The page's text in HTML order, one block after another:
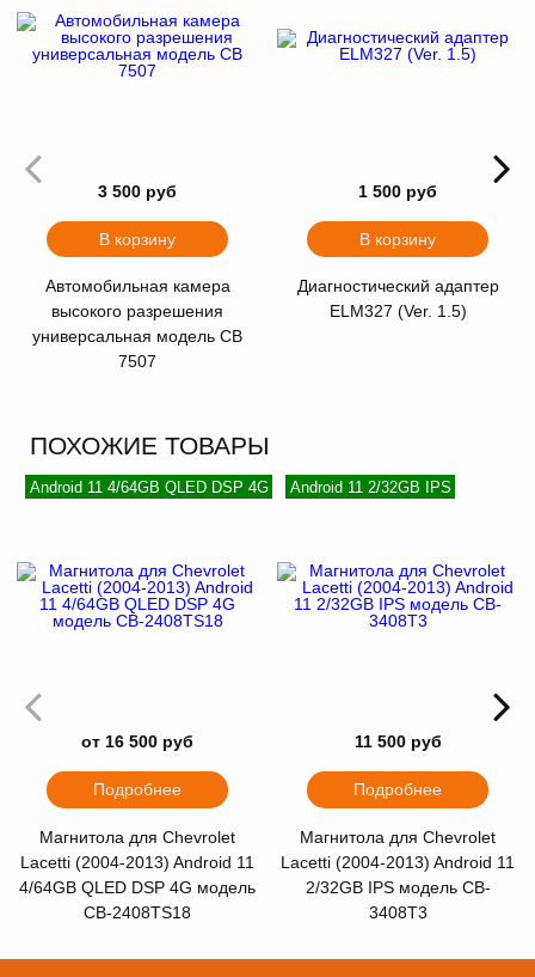
3 500 руб
В корзину
Автомобильная камера
высокого разрешения
универсальная модель CB
7507
1 500 руб
В корзину
Диагностический адаптер
ELM327 (Ver. 1.5)
ПОХОЖИЕ ТОВАРЫ
Android 11 4/64GB QLED DSP 4G
от 16 500 руб
Подробнее
Магнитола для Chevrolet
Lacetti (2004-2013) Android 11
4/64GB QLED DSP 4G модель
CB-2408TS18
Android 11 2/32GB IPS
11 500 руб
Подробнее
Магнитола для Chevrolet
Lacetti (2004-2013) Android 11
2/32GB IPS модель CB-
3408T3